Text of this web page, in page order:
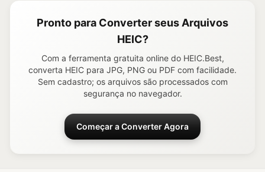
Pronto para Converter seus Arquivos
HEIC?
Com a ferramenta gratuita online do HEIC.Best,
converta HEIC para JPG, PNG ou PDF com facilidade.
Sem cadastro; os arquivos são processados com
segurança no navegador.
Começar a Converter Agora